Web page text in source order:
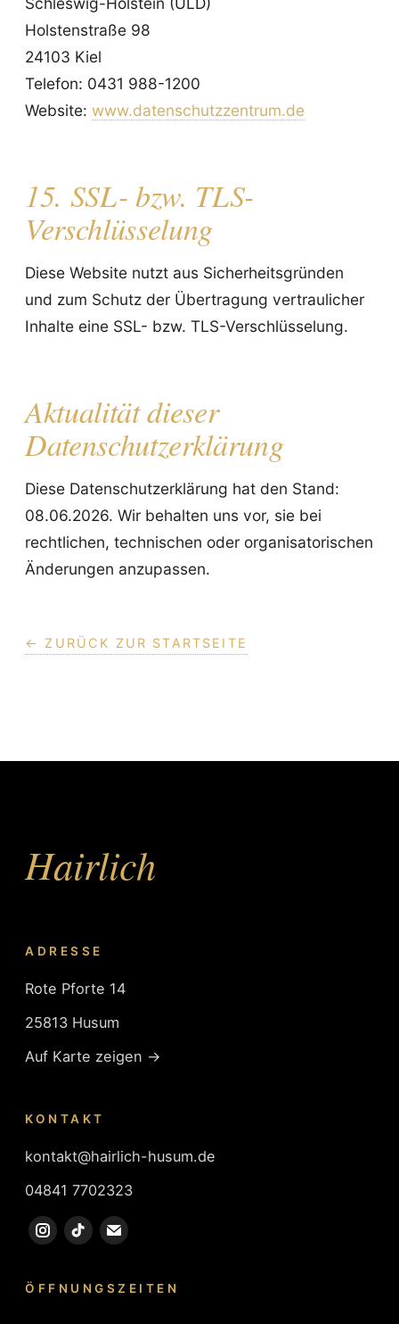
Holstenstraße 98
24103 Kiel
Telefon: 0431 988-1200
Website: www.datenschutzzentrum.de
15. SSL- bzw. TLS-
Verschlüsselung
Diese Website nutzt aus Sicherheitsgründen
und zum Schutz der Übertragung vertraulicher
Inhalte eine SSL- bzw. TLS-Verschlüsselung.
Aktualität dieser
Datenschutzerklärung
Diese Datenschutzerklärung hat den Stand:
08.06.2026. Wir behalten uns vor, sie bei
rechtlichen, technischen oder organisatorischen
Änderungen anzupassen.
← ZURÜCK ZUR STARTSEITE
Hairlich
ADRESSE
Rote Pforte 14
25813 Husum
Auf Karte zeigen →
KONTAKT
kontakt@hairlich-husum.de
04841 7702323
ÖFFNUNGSZEITEN